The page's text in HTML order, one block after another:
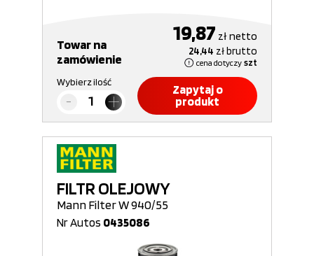
Towar na
zamówienie
19,87 złnetto
24,44 złbrutto
cena dotyczy szt
Wybierz ilość
Zapytaj o
produkt
FILTR OLEJOWY
Mann Filter W 940/55
Nr Autos 0435086